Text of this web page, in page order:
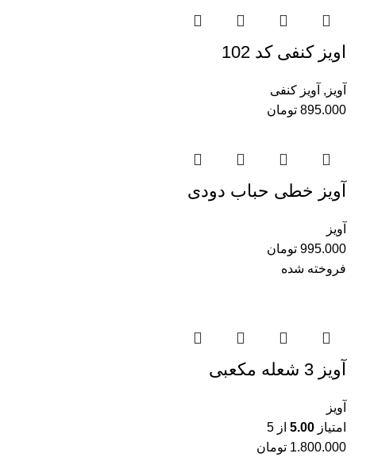
اویز کنفی کد 102
آویز , آویز کنفی
895.000 تومان
آویز خطی حباب دودی
آویز
995.000 تومان
فروخته شده
آویز 3 شعله مکعبی
آویز
امتیاز 5.00 از 5
1.800.000 تومان